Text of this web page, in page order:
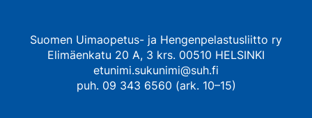
Suomen Uimaopetus- ja Hengenpelastusliitto ry
Elimäenkatu 20 A, 3 krs. 00510 HELSINKI
etunimi.sukunimi@suh.fi
puh. 09 343 6560 (ark. 10–15)